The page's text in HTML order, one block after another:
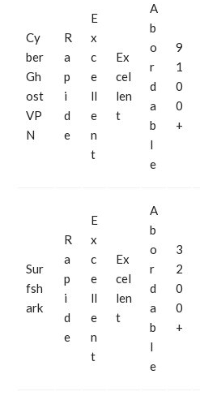
Cy
ber
Gh
ost
VP
N
R
a
p
i
d
e
E
x
c
e
ll
e
n
t
Ex
cel
len
t
A
b
o
r
d
a
b
l
e
9
1
0
0
+
Sur
fsh
ark
R
a
p
i
d
e
E
x
c
e
ll
e
n
t
Ex
cel
len
t
A
b
o
r
d
a
b
l
e
3
2
0
0
+